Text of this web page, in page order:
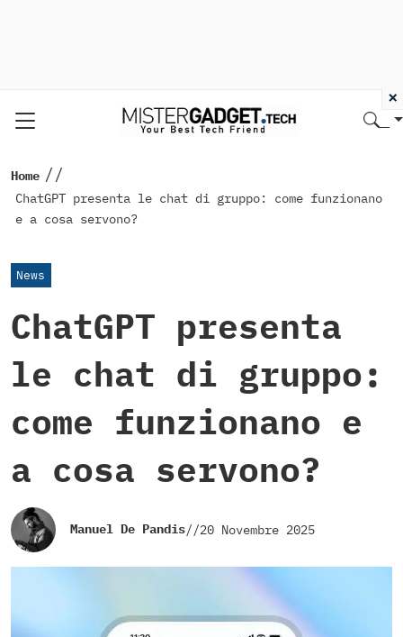
Home //
ChatGPT presenta le chat di gruppo: come funzionano
e a cosa servono?
News
ChatGPT presenta
le chat di gruppo:
come funzionano e
a cosa servono?
Manuel De Pandis//20 Novembre 2025
×